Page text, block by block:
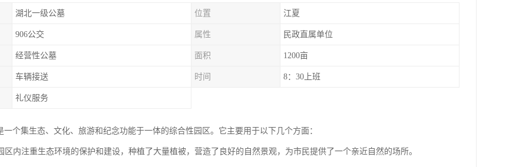
湖北一级公墓 位置 江夏
906公交 属性 民政直属单位
经营性公墓 面积 1200亩
车辆接送 时间 8：30上班
礼仪服务
一个集生态、文化、旅游和纪念功能于一体的综合性园区。它主要用于以下几个方面：
区内注重生态环境的保护和建设，种植了大量植被，营造了良好的自然景观，为市民提供了一个亲近自然的场所。